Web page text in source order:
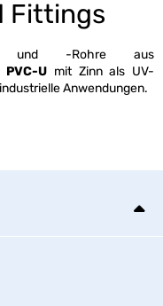
Fittings
-Rohre aus
PVC-U mit Zinn als UV-
Ihre industrielle Anwendungen.